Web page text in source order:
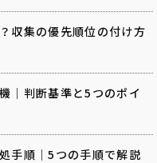
収集の優先順位の付け方
｜判断基準と5つのポイ
手順｜5つの手順で解説